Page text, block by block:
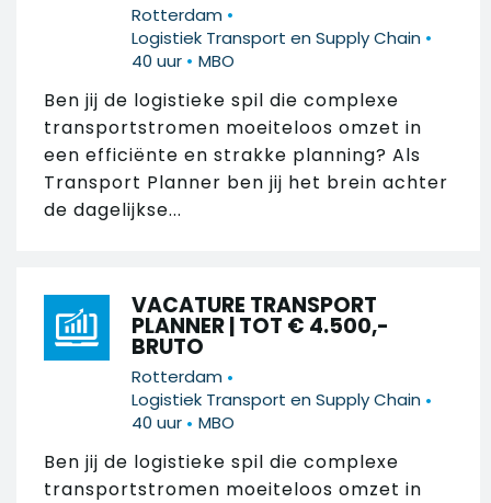
Rotterdam •
Logistiek Transport en Supply Chain •
40 uur • MBO
Ben jij de logistieke spil die complexe
transportstromen moeiteloos omzet in
een efficiënte en strakke planning? Als
Transport Planner ben jij het brein achter
de dagelijkse...
VACATURE TRANSPORT
PLANNER | TOT € 4.500,-
BRUTO
Rotterdam •
Logistiek Transport en Supply Chain •
40 uur • MBO
Ben jij de logistieke spil die complexe
transportstromen moeiteloos omzet in